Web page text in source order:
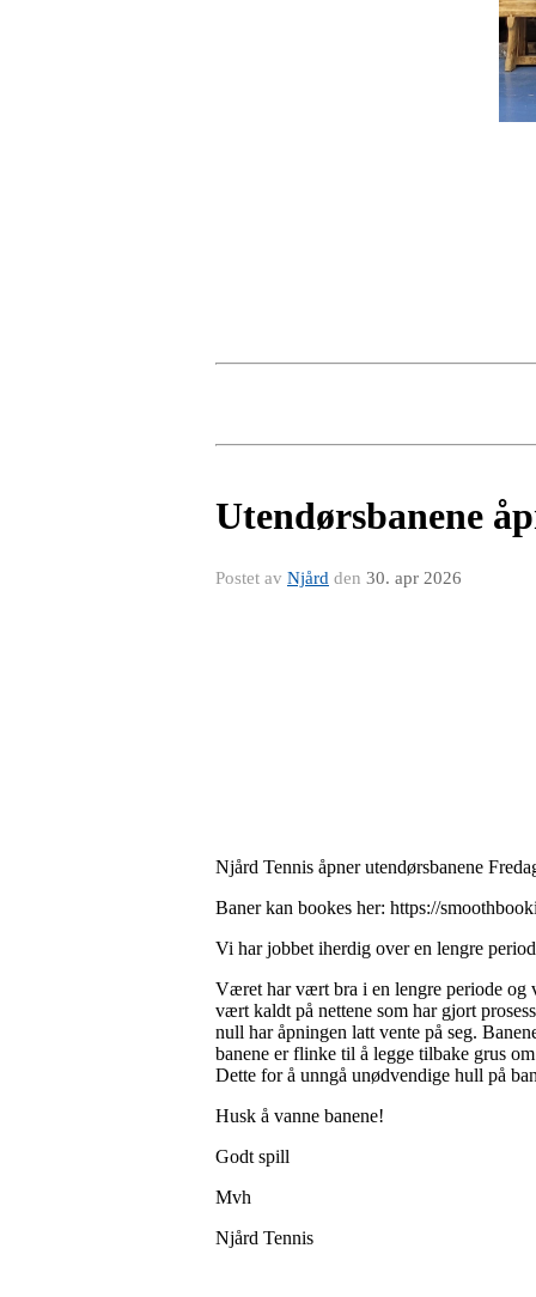
Utendørsbanene
Postet av Njård den 30. apr 2026
Njård Tennis åpner utendørsbanene
Baner kan bookes her: https://
Vi har jobbet iherdig over en lengre
Været har vært bra i en lengre periode og
vært kaldt på nettene som har gjort
null har åpningen latt vente på seg.
banene er flinke til å legge tilbake grus
Dette for å unngå unødvendige hull på
Husk å vanne banene!
Godt spill
Mvh
Njård Tennis